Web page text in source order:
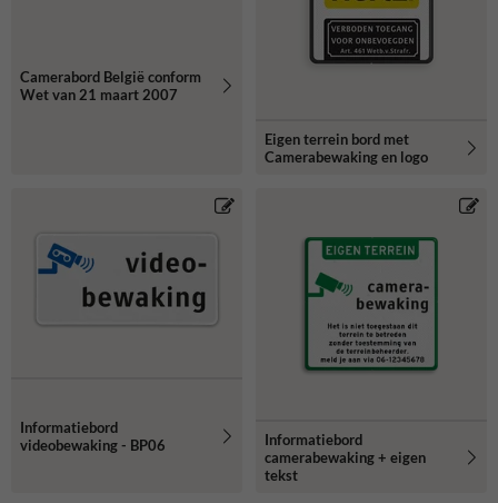
Camerabord België conform
Wet van 21 maart 2007
Eigen terrein bord met
Camerabewaking en logo
Informatiebord
videobewaking - BP06
Informatiebord
camerabewaking + eigen
tekst